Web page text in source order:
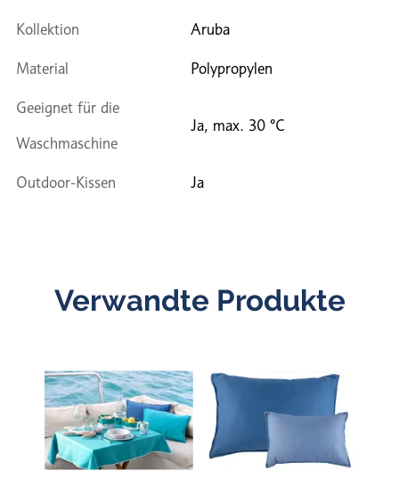
Kollektion Aruba
Material Polypropylen
Geeignet für die
Waschmaschine
Ja, max. 30 °C
Outdoor-Kissen Ja
Verwandte Produkte